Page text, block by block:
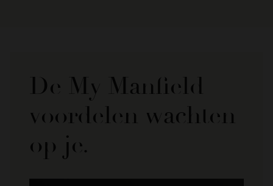
De My Manfield
voordelen wachten
op je.